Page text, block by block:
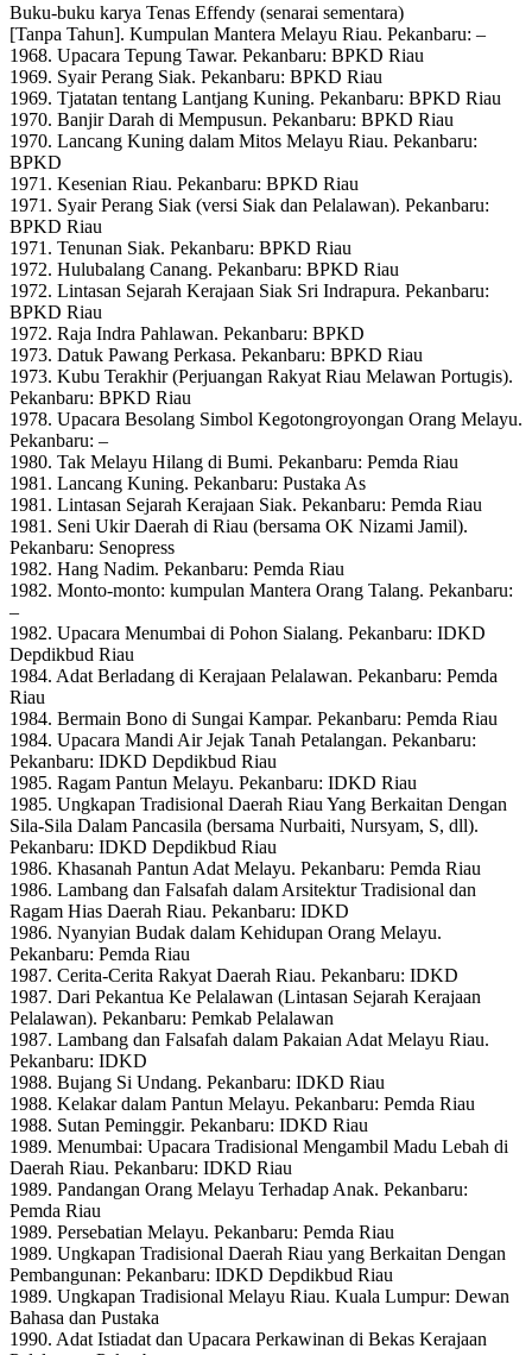
Buku-buku karya Tenas Effendy (senarai sementara)
[Tanpa Tahun]. Kumpulan Mantera Melayu Riau. Pekanbaru: –
1968. Upacara Tepung Tawar. Pekanbaru: BPKD Riau
1969. Syair Perang Siak. Pekanbaru: BPKD Riau
1969. Tjatatan tentang Lantjang Kuning. Pekanbaru: BPKD Riau
1970. Banjir Darah di Mempusun. Pekanbaru: BPKD Riau
1970. Lancang Kuning dalam Mitos Melayu Riau. Pekanbaru:
BPKD
1971. Kesenian Riau. Pekanbaru: BPKD Riau
1971. Syair Perang Siak (versi Siak dan Pelalawan). Pekanbaru:
BPKD Riau
1971. Tenunan Siak. Pekanbaru: BPKD Riau
1972. Hulubalang Canang. Pekanbaru: BPKD Riau
1972. Lintasan Sejarah Kerajaan Siak Sri Indrapura. Pekanbaru:
BPKD Riau
1972. Raja Indra Pahlawan. Pekanbaru: BPKD
1973. Datuk Pawang Perkasa. Pekanbaru: BPKD Riau
1973. Kubu Terakhir (Perjuangan Rakyat Riau Melawan Portugis).
Pekanbaru: BPKD Riau
1978. Upacara Besolang Simbol Kegotongroyongan Orang Melayu.
Pekanbaru: –
1980. Tak Melayu Hilang di Bumi. Pekanbaru: Pemda Riau
1981. Lancang Kuning. Pekanbaru: Pustaka As
1981. Lintasan Sejarah Kerajaan Siak. Pekanbaru: Pemda Riau
1981. Seni Ukir Daerah di Riau (bersama OK Nizami Jamil).
Pekanbaru: Senopress
1982. Hang Nadim. Pekanbaru: Pemda Riau
1982. Monto-monto: kumpulan Mantera Orang Talang. Pekanbaru:
–
1982. Upacara Menumbai di Pohon Sialang. Pekanbaru: IDKD
Depdikbud Riau
1984. Adat Berladang di Kerajaan Pelalawan. Pekanbaru: Pemda
Riau
1984. Bermain Bono di Sungai Kampar. Pekanbaru: Pemda Riau
1984. Upacara Mandi Air Jejak Tanah Petalangan. Pekanbaru:
Pekanbaru: IDKD Depdikbud Riau
1985. Ragam Pantun Melayu. Pekanbaru: IDKD Riau
1985. Ungkapan Tradisional Daerah Riau Yang Berkaitan Dengan
Sila-Sila Dalam Pancasila (bersama Nurbaiti, Nursyam, S, dll).
Pekanbaru: IDKD Depdikbud Riau
1986. Khasanah Pantun Adat Melayu. Pekanbaru: Pemda Riau
1986. Lambang dan Falsafah dalam Arsitektur Tradisional dan
Ragam Hias Daerah Riau. Pekanbaru: IDKD
1986. Nyanyian Budak dalam Kehidupan Orang Melayu.
Pekanbaru: Pemda Riau
1987. Cerita-Cerita Rakyat Daerah Riau. Pekanbaru: IDKD
1987. Dari Pekantua Ke Pelalawan (Lintasan Sejarah Kerajaan
Pelalawan). Pekanbaru: Pemkab Pelalawan
1987. Lambang dan Falsafah dalam Pakaian Adat Melayu Riau.
Pekanbaru: IDKD
1988. Bujang Si Undang. Pekanbaru: IDKD Riau
1988. Kelakar dalam Pantun Melayu. Pekanbaru: Pemda Riau
1988. Sutan Peminggir. Pekanbaru: IDKD Riau
1989. Menumbai: Upacara Tradisional Mengambil Madu Lebah di
Daerah Riau. Pekanbaru: IDKD Riau
1989. Pandangan Orang Melayu Terhadap Anak. Pekanbaru:
Pemda Riau
1989. Persebatian Melayu. Pekanbaru: Pemda Riau
1989. Ungkapan Tradisional Daerah Riau yang Berkaitan Dengan
Pembangunan: Pekanbaru: IDKD Depdikbud Riau
1989. Ungkapan Tradisional Melayu Riau. Kuala Lumpur: Dewan
Bahasa dan Pustaka
1990. Adat Istiadat dan Upacara Perkawinan di Bekas Kerajaan